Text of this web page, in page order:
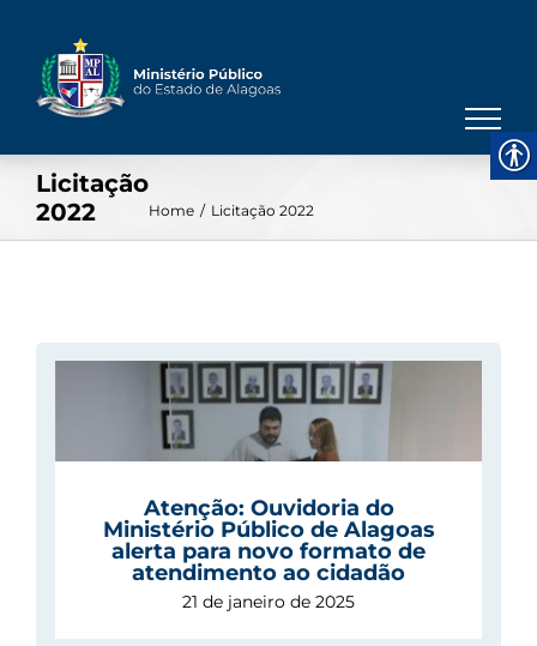
content
Licitação
2022
Home / Licitação 2022
Atenção: Ouvidoria do
Ministério Público de Alagoas
alerta para novo formato de
atendimento ao cidadão
21 de janeiro de 2025